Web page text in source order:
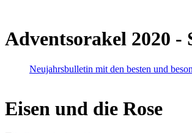
Adventsorakel 2020 -
Neujahrsbulletin mit den besten und
Eisen und die Rose